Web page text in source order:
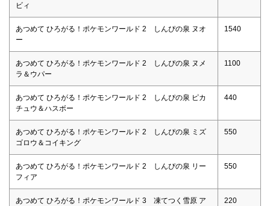
ビィ
あつめて ひろがる！ポケモンワールド 2 しんぴの泉 ヌオ
ー
1540
あつめて ひろがる！ポケモンワールド 2 しんぴの泉 ヌメ
ラ＆ウパー
1100
あつめて ひろがる！ポケモンワールド 2 しんぴの泉 ピカ
チュウ＆ハスボー
440
あつめて ひろがる！ポケモンワールド 2 しんぴの泉 ミズ
ゴロウ＆コイキング
550
あつめて ひろがる！ポケモンワールド 2 しんぴの泉 リー
フィア
550
あつめて ひろがる！ポケモンワールド 3 凍てつく雪原 ア
220